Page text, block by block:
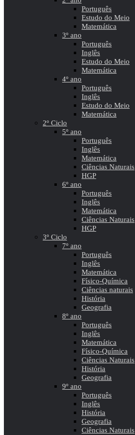
Português
Estudo do Meio
Matemática
3º ano
Português
Inglês
Estudo do Meio
Matemática
4º ano
Português
Inglês
Estudo do Meio
Matemática
2º Ciclo
5º ano
Português
Inglês
Matemática
Ciências Naturais
HGP
6º ano
Português
Inglês
Matemática
Ciências Naturais
HGP
3º Ciclo
7º ano
Português
Inglês
Matemática
Físico-Química
Ciências naturais
História
Geografia
8º ano
Português
Inglês
Matemática
Físico-Química
Ciências Naturais
História
Geografia
9º ano
Português
Inglês
História
Geografia
Ciências Naturais